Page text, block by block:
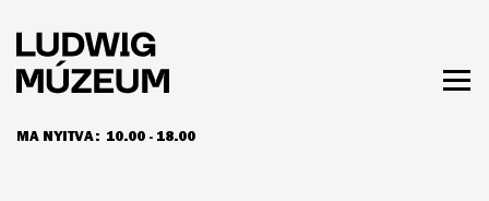
tartalomra
MA NYITVA: 10.00 - 18.00
NYITVATARTÁS ÉS JEGYÁRAK